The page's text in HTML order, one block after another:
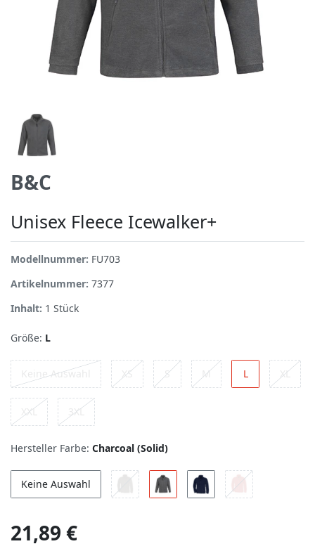
B&C
Unisex Fleece Icewalker+
Modellnummer: FU703
Artikelnummer: 7377
Inhalt: 1 Stück
Größe: L
Keine Auswahl XS S M L XL
XXL 3XL
Hersteller Farbe: Charcoal (Solid)
Keine Auswahl
21,89 €